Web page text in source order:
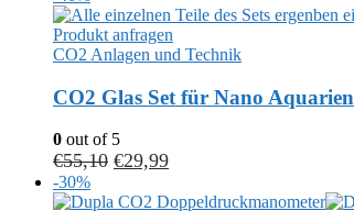
Produkt anfragen
CO2 Anlagen und Technik
CO2 Glas Set für Nano Aquarien
0 out of 5
€55,10 €29,99
-30%